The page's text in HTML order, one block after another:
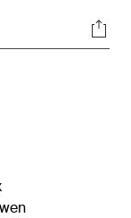
op
hoe het